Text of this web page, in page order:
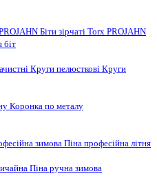
Біти зірчаті Torx PROJAHN
біт
Круги пелюсткові Круги
Коронка по металу
зимоваПіна професійна літня
Піна ручна зимова